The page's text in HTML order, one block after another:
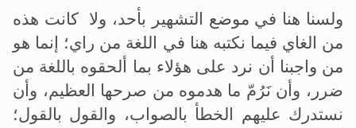
ولسنا هنا في موضع التشهير بأحد، ولا كانت هذه
من الغاي فيما نكتبه هنا في اللغة من راي؛ إنما هو
من واجبنا أن نرد على هؤلاء بما ألحقوه باللغة من
ضرر، وأن نَرُمّ ما هدموه من صرحها العظيم، وأن
نستدرك عليهم الخطأ بالصواب، والقول بالقول؛